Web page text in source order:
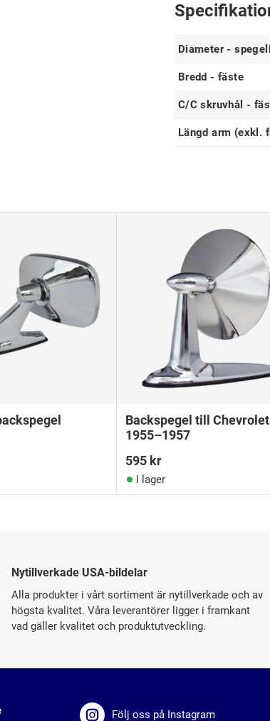
Diameter -
Bredd - fäste
C/C skruvhål -
Längd arm (exkl.
Backspegel till Chevrolet
1955–1957
595 kr
I lager
Nytillverkade USA-bildelar
Alla produkter i vårt sortiment är nytillverkade och av
högsta kvalitet. Våra leverantörer ligger i framkant
vad gäller kvalitet och produktutveckling.
Följ oss på Instagram